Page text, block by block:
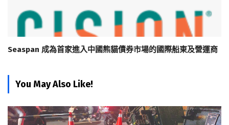
Seaspan 成為首家進入中國熊貓債券市場的國際船東及營運商
You May Also Like!